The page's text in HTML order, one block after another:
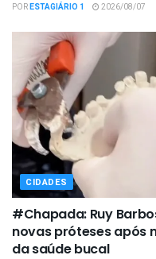
PORESTAGIÁRIO 1 2026/08/07
CIDADES
#Chapada: Ruy
novas próteses após
da saúde bucal